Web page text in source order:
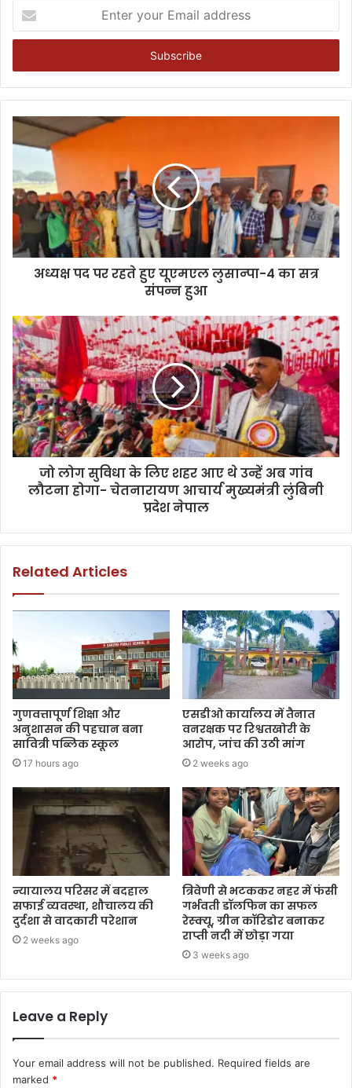
your
Email
अध्यक्ष पद पर रहते हुए यूएमएल लुसान्पा-4 का सत्र
संपन्न हुआ
जो लोग सुविधा के लिए शहर आए थे उन्हें अब गांव
लौटना होगा- चेतनारायण आचार्य मुख्यमंत्री लुंबिनी
प्रदेश नेपाल
Related Articles
गुणवत्तापूर्ण शिक्षा और
अनुशासन की पहचान बना
सावित्री पब्लिक स्कूल
17 hours ago
एसडीओ कार्यालय में तैनात
वनरक्षक पर रिश्वतखोरी के
आरोप, जांच की उठी मांग
2 weeks ago
न्यायालय परिसर में बदहाल
सफाई व्यवस्था, शौचालय की
दुर्दशा से वादकारी परेशान
2 weeks ago
त्रिवेणी से भटककर नहर में फंसी
गर्भवती डॉलफिन का सफल
रेस्क्यू, ग्रीन कॉरिडोर बनाकर
राप्ती नदी में छोड़ा गया
3 weeks ago
Leave a Reply
Your email address will not be published. Required fields are
marked *